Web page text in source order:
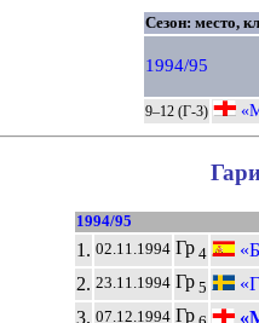
Сезон: место,
1994/95
9–12 (Г-3)
1994/95
1. 02.11.1994 Гр4
2. 23.11.1994 Гр5
3. 07.12.1994 Гр